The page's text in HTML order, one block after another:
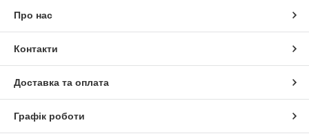
Про нас
Контакти
Доставка та оплата
Графік роботи